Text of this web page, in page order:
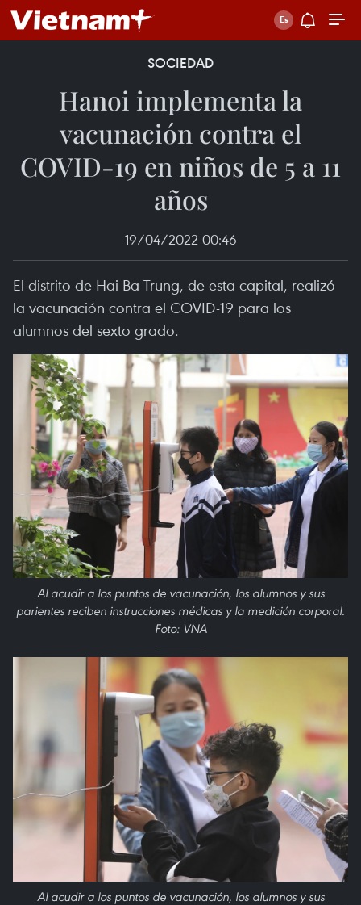
SOCIEDAD
Hanoi implementa la
vacunación contra el
COVID-19 en niños de 5 a 11
años
19/04/2022 00:46
El distrito de Hai Ba Trung, de esta capital, realizó
la vacunación contra el COVID-19 para los
alumnos del sexto grado.
Al acudir a los puntos de vacunación, los alumnos y sus
parientes reciben instrucciones médicas y la medición corporal.
Foto: VNA
Al acudir a los puntos de vacunación, los alumnos y sus